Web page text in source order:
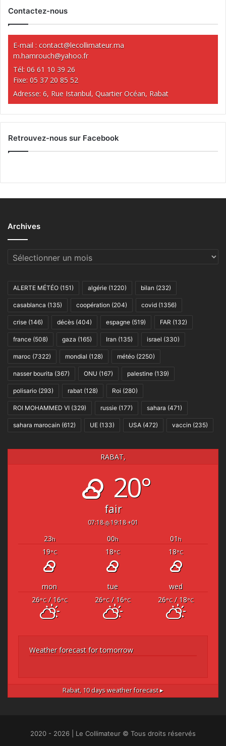
Contactez-nous
E-mail : contact@lecollimateur.ma
m.hamrouch@yahoo.fr
Tél: 06 61 10 39 26
Fixe: 05 37 20 85 52
Adresse: 6, Rue Istanbul, Quartier Océan, Rabat
Retrouvez-nous sur Facebook
Archives
Archives
ALERTE MÉTÉO (151) algérie (1220) bilan (232)
casablanca (135) coopération (204) covid (1356)
crise (146) décès (404) espagne (519) FAR (132)
france (508) gaza (165) Iran (135) israel (330)
maroc (7322) mondial (128) météo (2250)
nasser bourita (367) ONU (167) palestine (139)
polisario (293) rabat (128) Roi (280)
ROI MOHAMMED VI (329) russie (177) sahara (471)
sahara marocain (612) UE (133) USA (472) vaccin (235)
RABAT,
20°
fair
07:18 19:18 +01
23h 00h 01 h
19°C 18°C 18°C
mon tue
wed
26°C/ 16°C 26°C/ 16°C 26°C/ 18°C
Weather forecast for tomorrow
Rabat,10 days weather forecast ▸
2020 - 2026 | Le Collimateur © Tous droits réservés